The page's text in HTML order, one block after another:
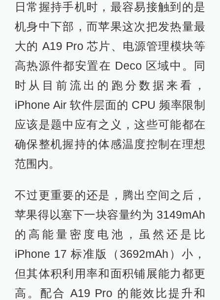
日常握持手机时，最容易接触到的是
机身中下部，而苹果这次把发热量最
大的 A19 Pro 芯片、电源管理模块等
高热源件都安置在 Deco 区域中。同
时从目前流出的跑分数据来看，
iPhone Air 软件层面的 CPU 频率限制
应该是题中应有之义，这些可能都在
确保整机握持的体感温度控制在理想
范围内。
不过更重要的还是，腾出空间之后，
苹果得以塞下一块容量约为 3149mAh
的高能量密度电池，虽然还是比
iPhone 17 标准版（3692mAh）小，
但其体积利用率和面积铺展能力都更
高。配合 A19 Pro 的能效比提升和